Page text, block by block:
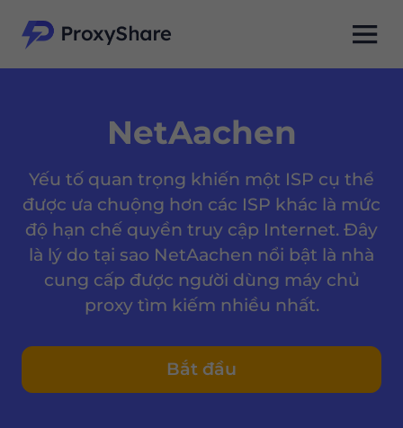
NetAachen
Yếu tố quan trọng khiến một ISP cụ thể
được ưa chuộng hơn các ISP khác là mức
độ hạn chế quyền truy cập Internet. Đây
là lý do tại sao NetAachen nổi bật là nhà
cung cấp được người dùng máy chủ
proxy tìm kiếm nhiều nhất.
Bắt đầu